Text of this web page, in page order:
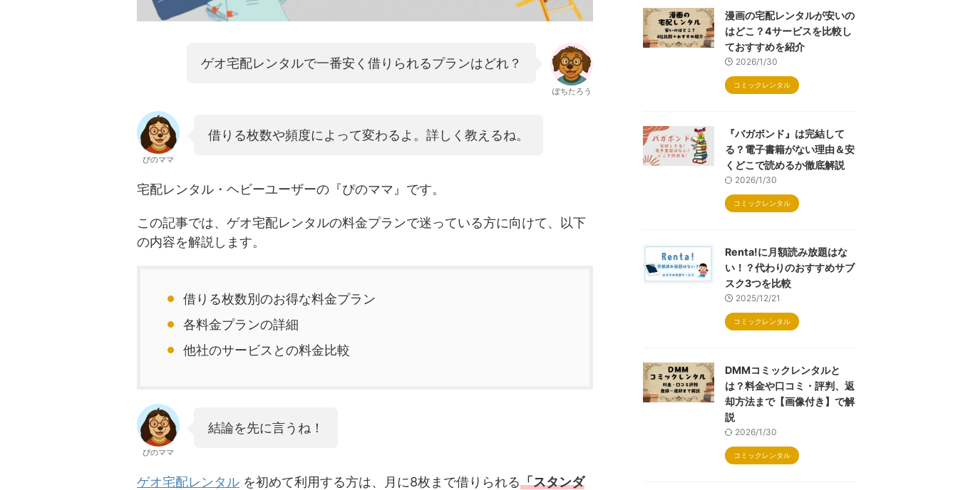
ゲオ宅配レンタルで一番安く借りられるプランはどれ？
ぽちたろう
ぴのママ
借りる枚数や頻度によって変わるよ。詳しく教えるね。
宅配レンタル・ヘビーユーザーの『ぴのママ』です。
この記事では、ゲオ宅配レンタルの料金プランで迷っている方に向けて、以下
の内容を解説します。
借りる枚数別のお得な料金プラン
各料金プランの詳細
他社のサービスとの料金比較
ぴのママ
結論を先に言うね！
ゲオ宅配レンタル を初めて利用する方は、月に8枚まで借りられる「スタンダ
漫画の宅配レンタルが安いの
はどこ？4サービスを比較し
ておすすめを紹介
2026/1/30
コミックレンタル
『バガボンド』は完結して
る？電子書籍がない理由＆安
くどこで読めるか徹底解説
2026/1/30
コミックレンタル
Renta!に月額読み放題はな
い！？代わりのおすすめサブ
スク3つを比較
2025/12/21
コミックレンタル
DMMコミックレンタルと
は？料金や口コミ・評判、返
却方法まで【画像付き】で解
説
2026/1/30
コミックレンタル